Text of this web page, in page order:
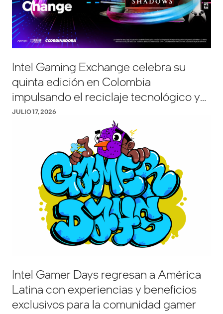
Intel Gaming Exchange celebra su
quinta edición en Colombia
impulsando el reciclaje tecnológico y
el alto rendimiento gamer
JULIO 17, 2026
Intel Gamer Days regresan a América
Latina con experiencias y beneficios
exclusivos para la comunidad gamer